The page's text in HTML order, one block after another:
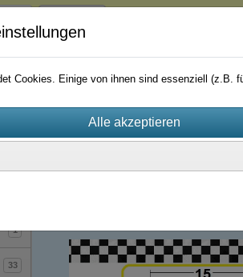
berlin
1
33
Cookies. Einige von ihnen sind essenziell (z.B.